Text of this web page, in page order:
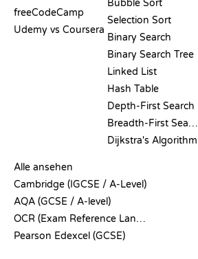
freeCodeCamp
Udemy vs Coursera
Bubble Sort
Selection Sort
Binary Search
Binary Search Tree
Linked List
Hash Table
Depth-First Search
Breadth-First Search
Dijkstra's Algorithm
Alle ansehen
Cambridge (IGCSE / A-Level)
AQA (GCSE / A-level)
OCR (Exam Reference Language)
Pearson Edexcel (GCSE)